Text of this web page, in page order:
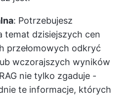
: Potrzebujesz
temat dzisiejszych cen
przełomowych odkryć
wczorajszych wyników
nie tylko zgaduje -
te informacje, których